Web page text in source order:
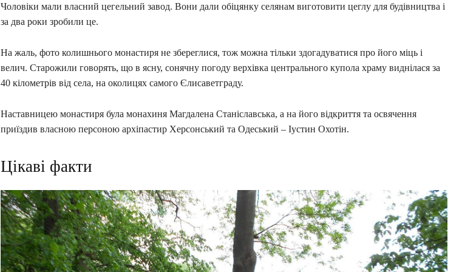
Чоловіки мали власний цегельний завод. Вони дали обіцянку селянам виготовити цеглу для будівництва і
за два роки зробили це.
На жаль, фото колишнього монастиря не збереглися, тож можна тільки здогадуватися про його міць і
велич. Старожили говорять, що в ясну, сонячну погоду верхівка центрального купола храму виднілася за
40 кілометрів від села, на околицях самого Єлисаветграду.
Наставницею монастиря була монахиня Магдалена Станіславська, а на його відкриття та освячення
приїздив власною персоною архіпастир Херсонський та Одеський – Іустин Охотін.
Цікаві факти